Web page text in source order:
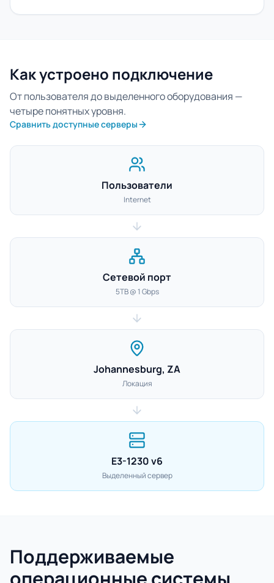
Как устроено подключение
От пользователя до выделенного оборудования —
четыре понятных уровня.
Сравнить доступные серверы
Пользователи
Internet
Сетевой порт
5TB @ 1 Gbps
Johannesburg, ZA
Локация
E3-1230 v6
Выделенный сервер
Поддерживаемые